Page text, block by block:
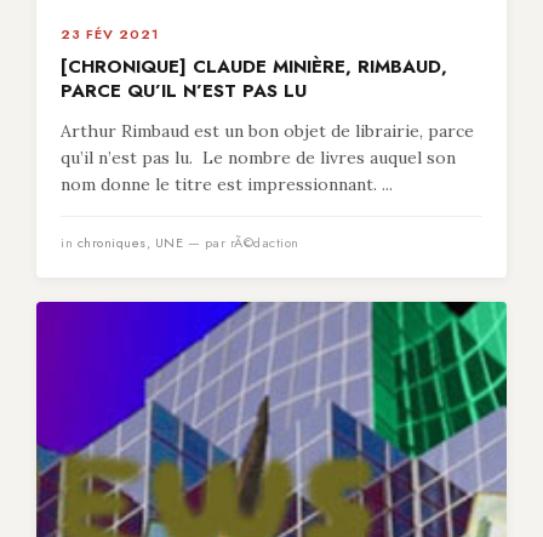
23 FÉV 2021
[CHRONIQUE] CLAUDE MINIÈRE, RIMBAUD,
PARCE QU’IL N’EST PAS LU
Arthur Rimbaud est un bon objet de librairie, parce
qu’il n’est pas lu. Le nombre de livres auquel son
nom donne le titre est impressionnant. ...
in chroniques, UNE — par rÃ©daction